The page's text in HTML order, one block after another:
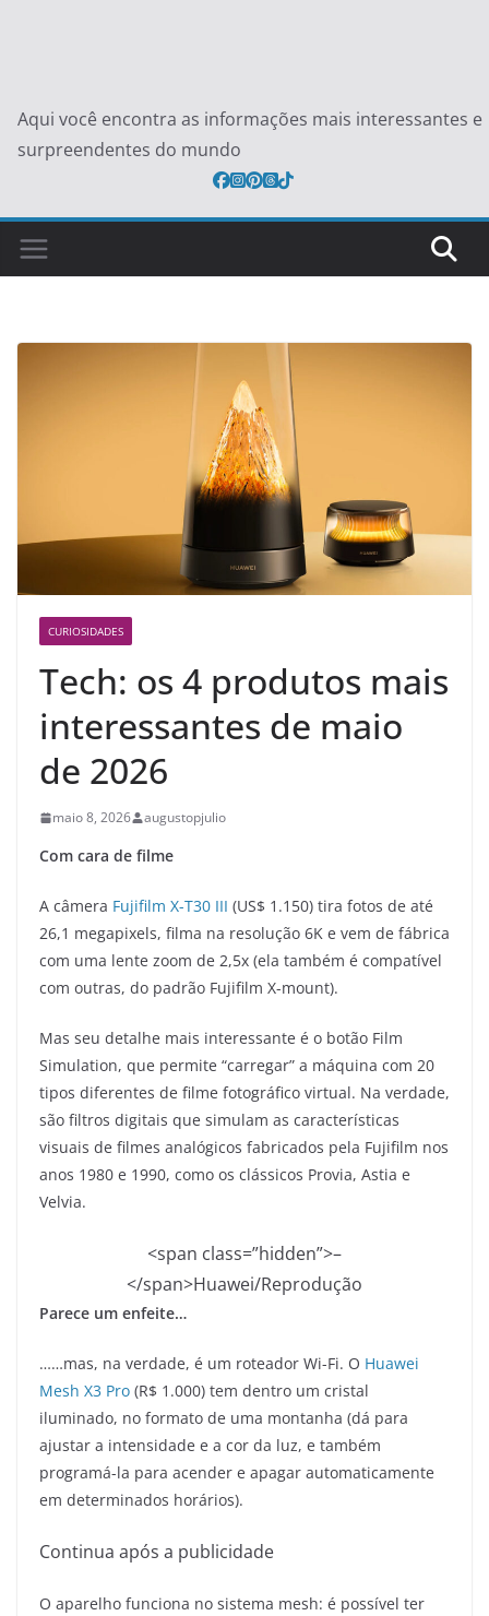
Aqui você encontra as informações mais interessantes e
surpreendentes do mundo
CURIOSIDADES
Tech: os 4 produtos mais
interessantes de maio
de 2026
maio 8, 2026 augustopjulio
Com cara de filme
A câmera Fujifilm X-T30 III (US$ 1.150) tira fotos de até
26,1 megapixels, filma na resolução 6K e vem de fábrica
com uma lente zoom de 2,5x (ela também é compatível
com outras, do padrão Fujifilm X-mount).
Mas seu detalhe mais interessante é o botão Film
Simulation, que permite “carregar” a máquina com 20
tipos diferentes de filme fotográfico virtual. Na verdade,
são filtros digitais que simulam as características
visuais de filmes analógicos fabricados pela Fujifilm nos
anos 1980 e 1990, como os clássicos Provia, Astia e
Velvia.
<span class=”hidden”>–
</span>Huawei/Reprodução
Parece um enfeite…
……mas, na verdade, é um roteador Wi-Fi. O Huawei
Mesh X3 Pro (R$ 1.000) tem dentro um cristal
iluminado, no formato de uma montanha (dá para
ajustar a intensidade e a cor da luz, e também
programá-la para acender e apagar automaticamente
em determinados horários).
Continua após a publicidade
O aparelho funciona no sistema mesh: é possível ter